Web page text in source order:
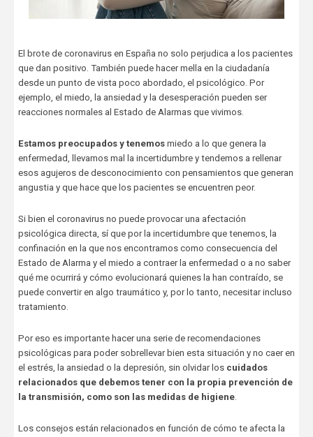
El brote de coronavirus en España no solo perjudica a los pacientes
que dan positivo. También puede hacer mella en la ciudadanía
desde un punto de vista poco abordado, el psicológico. Por
ejemplo, el miedo, la ansiedad y la desesperación pueden ser
reacciones normales al Estado de Alarmas que vivimos.
Estamos preocupados y tenemosmiedo a lo que genera la
enfermedad, llevamos mal la incertidumbre y tendemos a rellenar
esos agujeros de desconocimiento con pensamientos que generan
angustia y que hace que los pacientes se encuentren peor.
Si bien el coronavirus no puede provocar una afectación
psicológica directa, sí que por la incertidumbre que tenemos, la
confinación en la que nos encontramos como consecuencia del
Estado de Alarma y el miedo a contraer la enfermedad o a no saber
qué me ocurrirá y cómo evolucionará quienes la han contraído, se
puede convertir en algo traumático y, por lo tanto, necesitar incluso
tratamiento.
Por eso es importante hacer una serie de recomendaciones
psicológicas para poder sobrellevar bien esta situación y no caer en
el estrés, la ansiedad o la depresión, sin olvidar los cuidados
relacionados que debemos tener con la propia prevención de
la transmisión, como son las medidas de higiene.
Los consejos están relacionados en función de cómo te afecta la